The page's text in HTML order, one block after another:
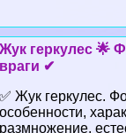
Жук геркулес 🌟
враги ✔
✅ Жук геркулес.
особенности,
размножение,